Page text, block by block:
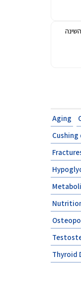
Aging
Cushing
Thyroid